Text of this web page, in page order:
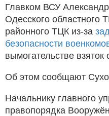
Главком ВСУ
Одесского областного
районного ТЦК из-за
безопасности
вымогательстве
Об этом сообщают
Начальнику главного
правопорядка